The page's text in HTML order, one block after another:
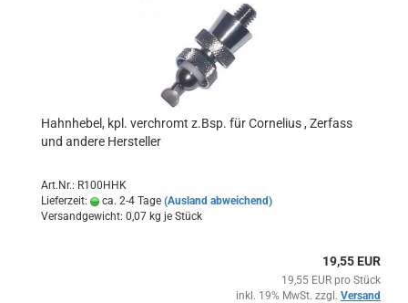
Hahnhebel, kpl. verchromt z.Bsp. für Cornelius , Zerfass
und andere Hersteller
Art.Nr.: R100HHK
Lieferzeit:
ca. 2-4 Tage (Ausland abweichend)
Versandgewicht: 0,07 kg je Stück
19,55 EUR
19,55 EUR pro Stück
inkl. 19% MwSt. zzgl. Versand